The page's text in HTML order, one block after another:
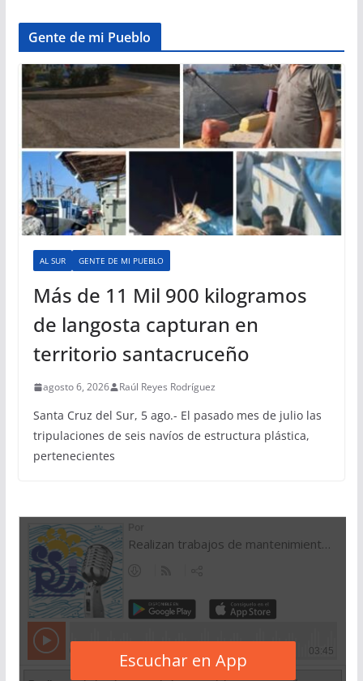
Gente de mi Pueblo
AL SUR GENTE DE MI PUEBLO
Más de 11 Mil 900 kilogramos
de langosta capturan en
territorio santacruceño
agosto 6, 2026 Raúl Reyes Rodríguez
Santa Cruz del Sur, 5 ago.- El pasado mes de julio las
tripulaciones de seis navíos de estructura plástica,
pertenecientes